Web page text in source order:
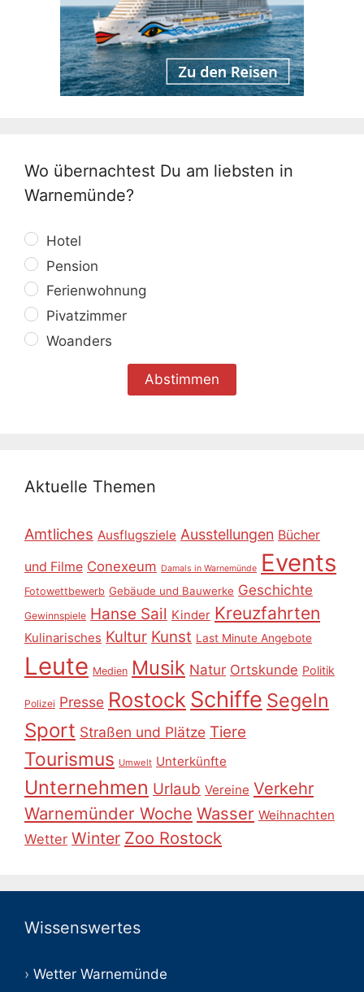
Wo übernachtest Du am liebsten in
Warnemünde?
Hotel
Pension
Ferienwohnung
Pivatzimmer
Woanders
Aktuelle Themen
Amtliches Ausflugsziele Ausstellungen Bücher
und Filme Conexeum Damals in Warnemünde Events
Fotowettbewerb Gebäude und Bauwerke Geschichte
Gewinnspiele Hanse Sail Kinder Kreuzfahrten
Kulinarisches Kultur Kunst Last Minute Angebote
Leute Medien Musik Natur Ortskunde Politik
Polizei Presse Rostock Schiffe Segeln
Sport Straßen und Plätze Tiere
Tourismus Umwelt Unterkünfte
Unternehmen Urlaub Vereine Verkehr
Warnemünder Woche Wasser Weihnachten
Wetter Winter Zoo Rostock
Wissenswertes
Wetter Warnemünde